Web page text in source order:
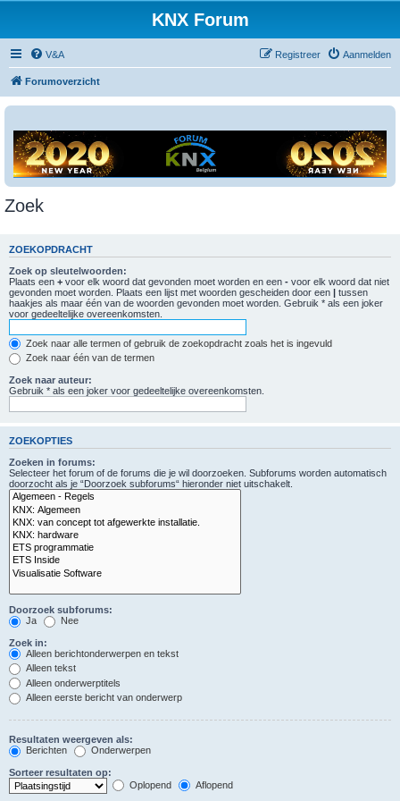
KNX Forum
V&A Aanmelden
Registreer
Forumoverzicht
Zoek
ZOEKOPDRACHT
Zoek op sleutelwoorden:
Plaats een + voor elk woord dat gevonden moet worden en een - voor elk woord dat niet
gevonden moet worden. Plaats een lijst met woorden gescheiden door een | tussen
haakjes als maar één van de woorden gevonden moet worden. Gebruik * als een joker
voor gedeeltelijke overeenkomsten.
Zoek naar alle termen of gebruik de zoekopdracht zoals het is ingevuld
Zoek naar één van de termen
Zoek naar auteur:
Gebruik * als een joker voor gedeeltelijke overeenkomsten.
ZOEKOPTIES
Zoeken in forums:
Selecteer het forum of de forums die je wil doorzoeken. Subforums worden automatisch
doorzocht als je “Doorzoek subforums“ hieronder niet uitschakelt.
Doorzoek subforums:
Ja
Nee
Zoek in:
Alleen berichtonderwerpen en tekst
Alleen tekst
Alleen onderwerptitels
Alleen eerste bericht van onderwerp
Resultaten weergeven als:
Berichten
Onderwerpen
Sorteer resultaten op:
Oplopend
Aflopend